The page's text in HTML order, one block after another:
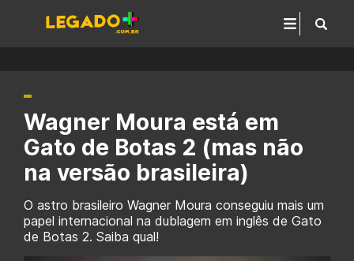
Wagner Moura está em
Gato de Botas 2 (mas não
na versão brasileira)
O astro brasileiro Wagner Moura conseguiu mais um
papel internacional na dublagem em inglês de Gato
de Botas 2. Saiba qual!